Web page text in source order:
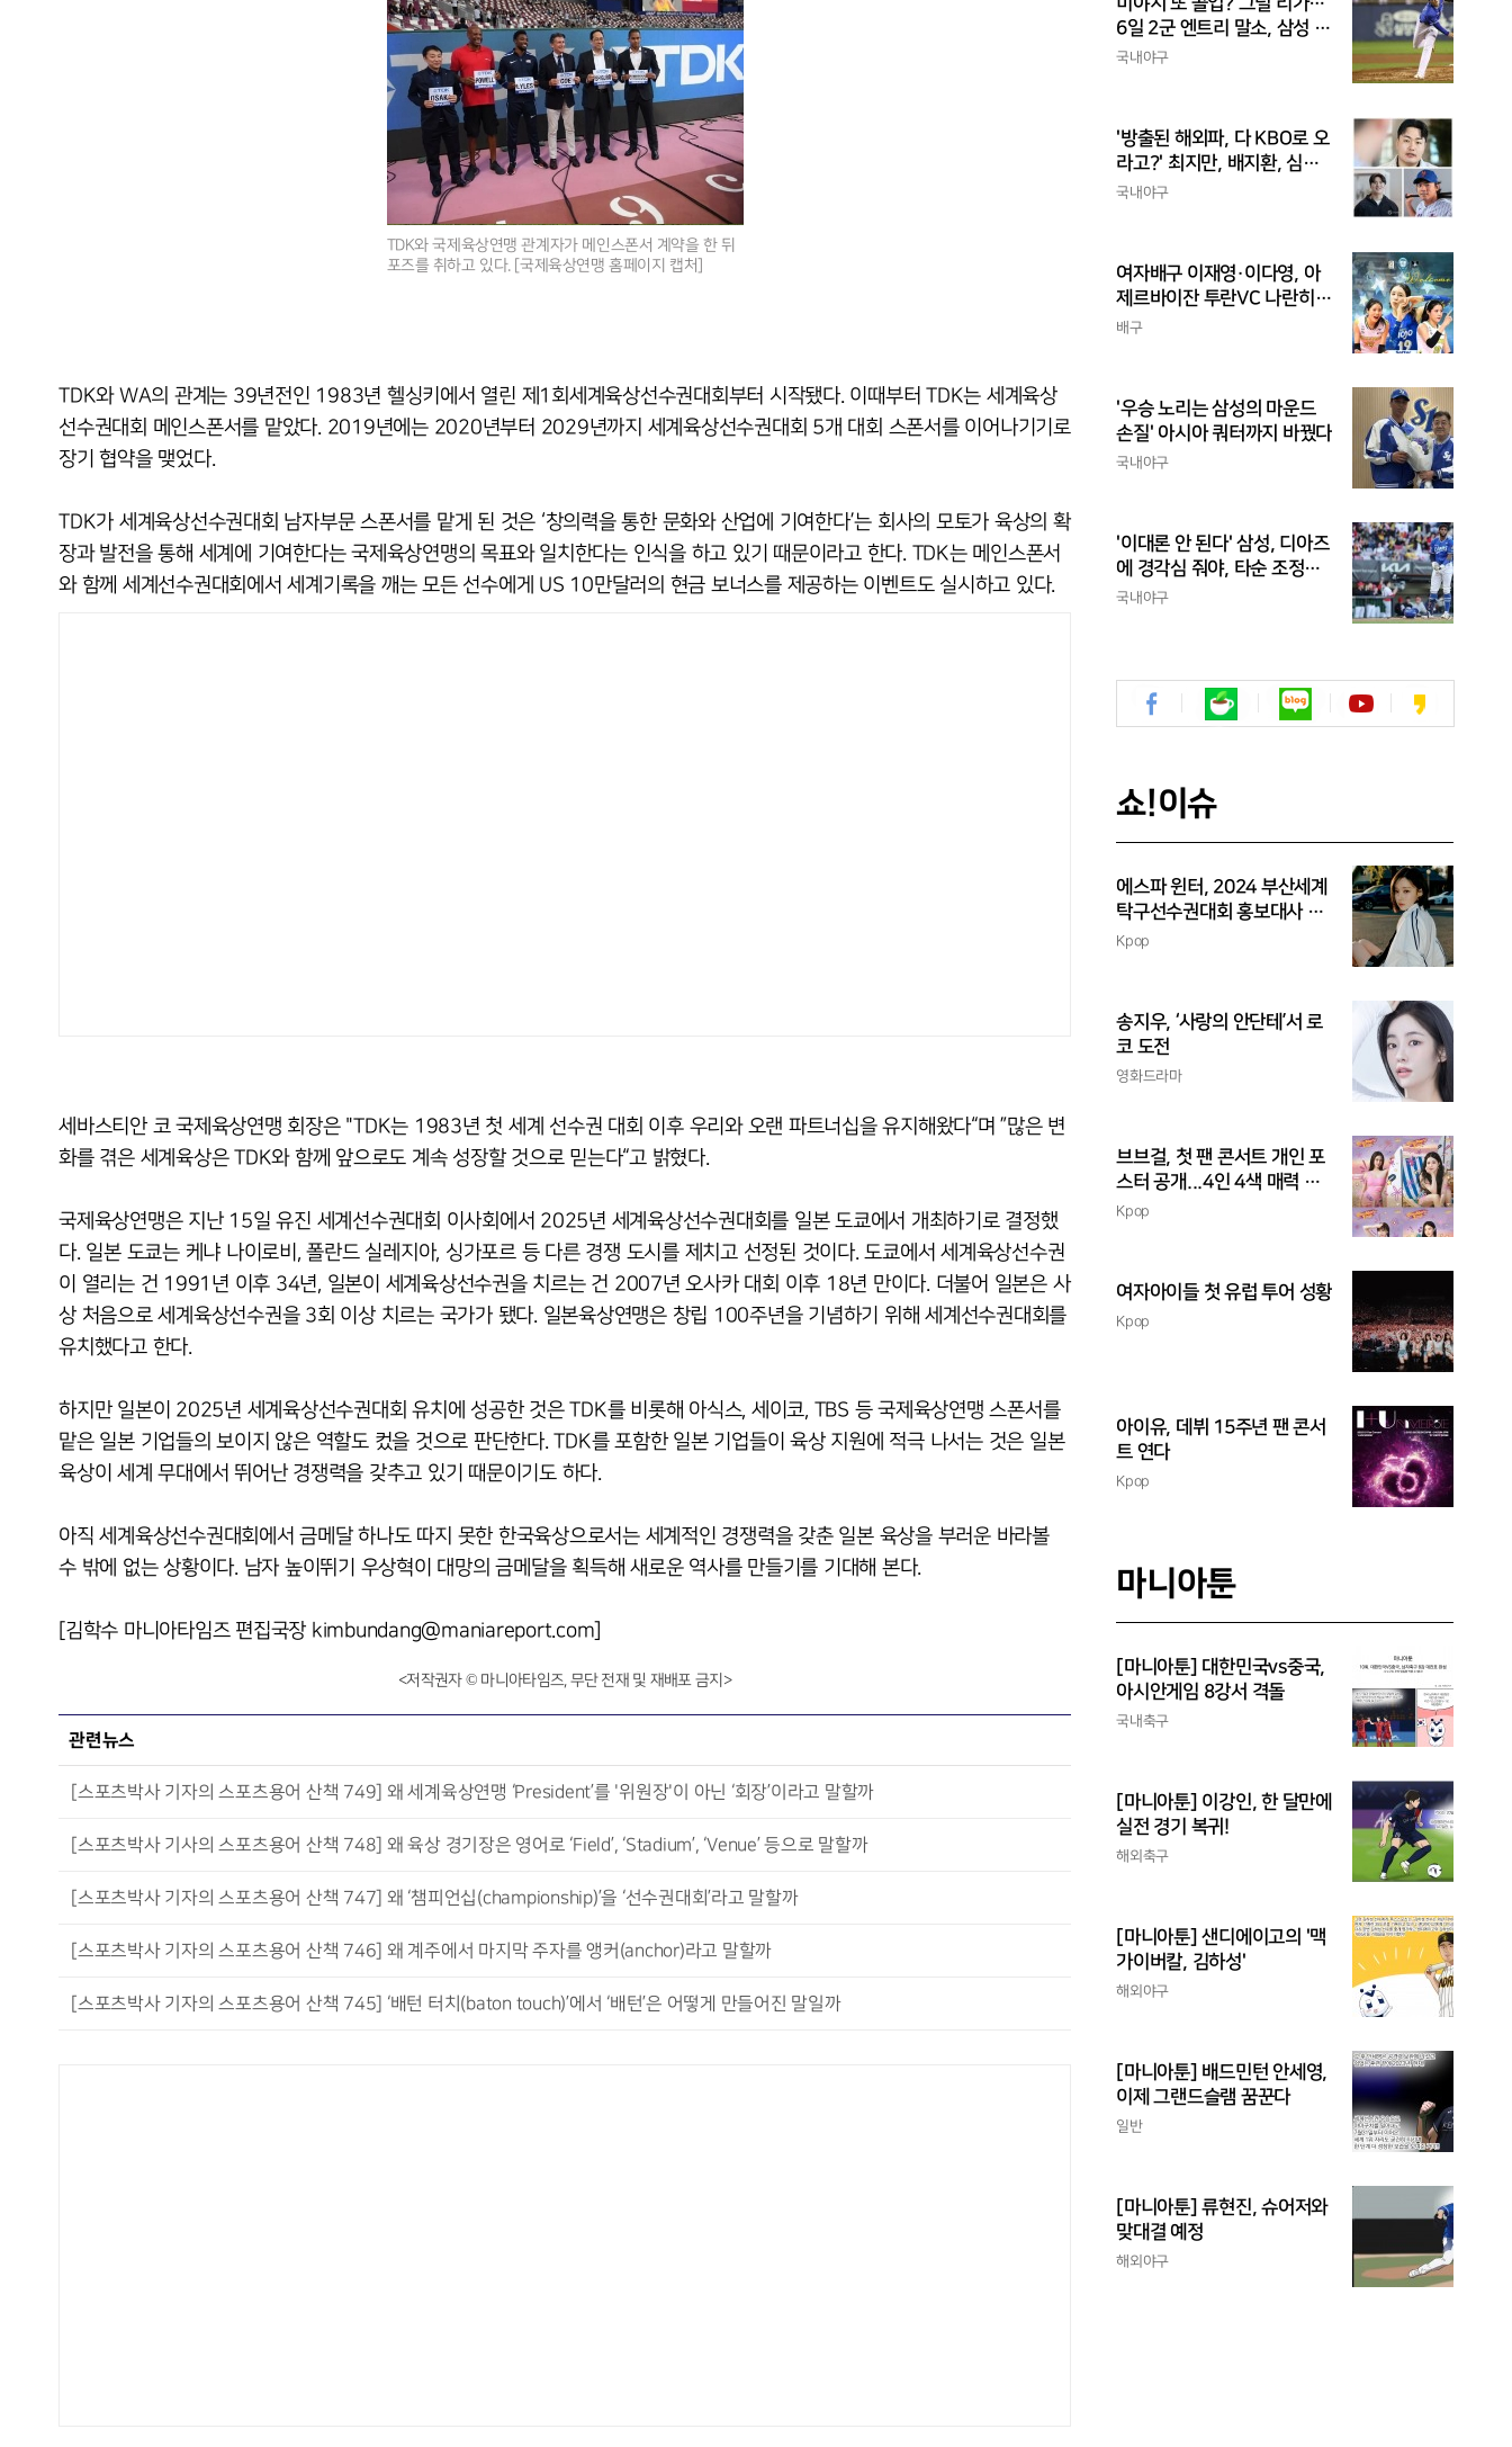
TDK와 국제육상연맹 관계자가 메인스폰서 계약을 한 뒤
포즈를 취하고 있다. [국제육상연맹 홈페이지 캡처]
TDK와 WA의 관계는 39년전인 1983년 헬싱키에서 열린 제1회세계육상선수권대회부터 시작됐다. 이때부터 TDK는 세계육상
선수권대회 메인스폰서를 맡았다. 2019년에는 2020년부터 2029년까지 세계육상선수권대회 5개 대회 스폰서를 이어나기기로
장기 협약을 맺었다.
TDK가 세계육상선수권대회 남자부문 스폰서를 맡게 된 것은 ‘창의력을 통한 문화와 산업에 기여한다’는 회사의 모토가 육상의 확
장과 발전을 통해 세계에 기여한다는 국제육상연맹의 목표와 일치한다는 인식을 하고 있기 때문이라고 한다. TDK는 메인스폰서
와 함께 세계선수권대회에서 세계기록을 깨는 모든 선수에게 US 10만달러의 현금 보너스를 제공하는 이벤트도 실시하고 있다.
세바스티안 코 국제육상연맹 회장은 "TDK는 1983년 첫 세계 선수권 대회 이후 우리와 오랜 파트너십을 유지해왔다“며 ”많은 변
화를 겪은 세계육상은 TDK와 함께 앞으로도 계속 성장할 것으로 믿는다“고 밝혔다.
국제육상연맹은 지난 15일 유진 세계선수권대회 이사회에서 2025년 세계육상선수권대회를 일본 도쿄에서 개최하기로 결정했
다. 일본 도쿄는 케냐 나이로비, 폴란드 실레지아, 싱가포르 등 다른 경쟁 도시를 제치고 선정된 것이다. 도쿄에서 세계육상선수권
이 열리는 건 1991년 이후 34년, 일본이 세계육상선수권을 치르는 건 2007년 오사카 대회 이후 18년 만이다. 더불어 일본은 사
상 처음으로 세계육상선수권을 3회 이상 치르는 국가가 됐다. 일본육상연맹은 창립 100주년을 기념하기 위해 세계선수권대회를
유치했다고 한다.
하지만 일본이 2025년 세계육상선수권대회 유치에 성공한 것은 TDK를 비롯해 아식스, 세이코, TBS 등 국제육상연맹 스폰서를
맡은 일본 기업들의 보이지 않은 역할도 컸을 것으로 판단한다. TDK를 포함한 일본 기업들이 육상 지원에 적극 나서는 것은 일본
육상이 세계 무대에서 뛰어난 경쟁력을 갖추고 있기 때문이기도 하다.
아직 세계육상선수권대회에서 금메달 하나도 따지 못한 한국육상으로서는 세계적인 경쟁력을 갖춘 일본 육상을 부러운 바라볼
수 밖에 없는 상황이다. 남자 높이뛰기 우상혁이 대망의 금메달을 획득해 새로운 역사를 만들기를 기대해 본다.
[김학수 마니아타임즈 편집국장 kimbundang@maniareport.com]
<저작권자 © 마니아타임즈, 무단 전재 및 재배포 금지>
관련뉴스
[스포츠박사 기자의 스포츠용어 산책 749] 왜 세계육상연맹 ‘President’를 '위원장'이 아닌 ‘회장’이라고 말할까
[스포츠박사 기사의 스포츠용어 산책 748] 왜 육상 경기장은 영어로 ‘Field’, ‘Stadium’, ‘Venue’ 등으로 말할까
[스포츠박사 기자의 스포츠용어 산책 747] 왜 ‘챔피언십(championship)’을 ‘선수권대회’라고 말할까
[스포츠박사 기자의 스포츠용어 산책 746] 왜 계주에서 마지막 주자를 앵커(anchor)라고 말할까
[스포츠박사 기자의 스포츠용어 산책 745] ‘배턴 터치(baton touch)’에서 ‘배턴’은 어떻게 만들어진 말일까
6일 2군 엔트리 말소, 삼성 새
아시아쿼터 찾았나
국내야구
'방출된 해외파, 다 KBO로 오
라고?' 최지만, 배지환, 심준
석의 엇갈린 거취와 현실
국내야구
여자배구 이재영·이다영, 아
제르바이잔 투란VC 나란히
입단
배구
'우승 노리는 삼성의 마운드
손질' 아시아 쿼터까지 바꿨다
국내야구
'이대론 안 된다' 삼성, 디아즈
에 경각심 줘야, 타순 조정으
론 해결 안 돼...벤치 대기 등
국내야구
쇼!이슈
에스파 윈터, 2024 부산세계
탁구선수권대회 홍보대사 위
촉
Kpop
송지우, ‘사랑의 안단테’서 로
코 도전
영화드라마
브브걸, 첫 팬 콘서트 개인 포
스터 공개...4인 4색 매력 발
산
Kpop
여자아이들 첫 유럽 투어 성황
Kpop
아이유, 데뷔 15주년 팬 콘서
트 연다
Kpop
마니아툰
[마니아툰] 대한민국vs중국,
아시안게임 8강서 격돌
국내축구
[마니아툰] 이강인, 한 달만에
실전 경기 복귀!
해외축구
[마니아툰] 샌디에이고의 '맥
가이버칼, 김하성'
해외야구
[마니아툰] 배드민턴 안세영,
이제 그랜드슬램 꿈꾼다
일반
[마니아툰] 류현진, 슈어저와
맞대결 예정
해외야구